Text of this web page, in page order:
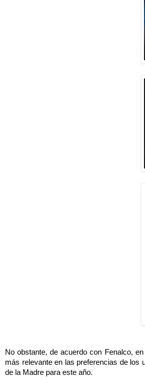
No obstante, de acuerdo con Fenalco,
más relevante en las preferencias de los
de la Madre para este año.